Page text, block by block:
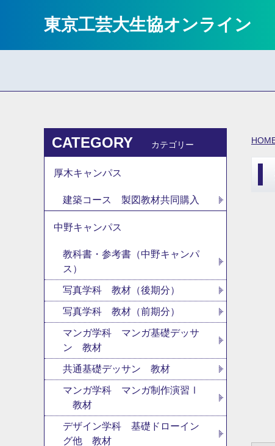
東京工芸大生協オンライン
CATEGORY カテゴリー
厚木キャンパス
建築コース 製図教材共同購入
中野キャンパス
教科書・参考書（中野キャンパ
ス）
写真学科 教材（後期分）
写真学科 教材（前期分）
マンガ学科 マンガ基礎デッサ
ン 教材
共通基礎デッサン 教材
マンガ学科 マンガ制作演習Ⅰ
教材
デザイン学科 基礎ドローイン
グ他 教材